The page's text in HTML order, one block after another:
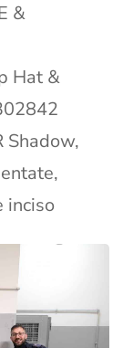
&
Hat &
Shadow,
inciso